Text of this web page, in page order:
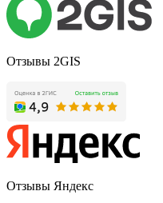
Отзывы 2GIS
Отзывы Яндекс